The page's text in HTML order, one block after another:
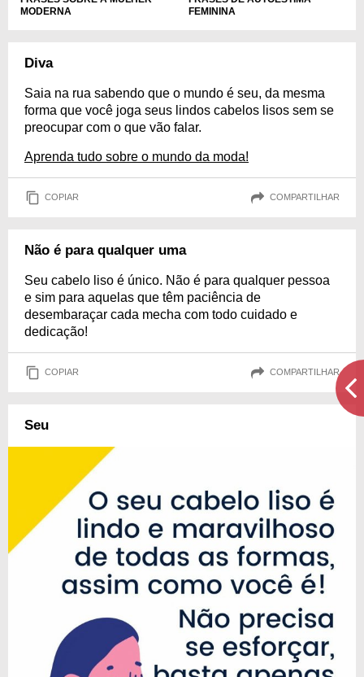
MODERNA
FEMININA
Diva
Saia na rua sabendo que o mundo é seu, da mesma
forma que você joga seus lindos cabelos lisos sem se
preocupar com o que vão falar.
Aprenda tudo sobre o mundo da moda!
COPIAR COMPARTILHAR
Não é para qualquer uma
Seu cabelo liso é único. Não é para qualquer pessoa
e sim para aquelas que têm paciência de
desembaraçar cada mecha com todo cuidado e
dedicação!
COPIAR COMPARTILHAR
Seu